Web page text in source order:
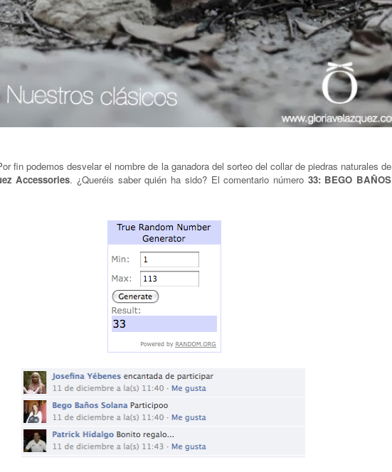
fin podemos desvelar el nombre de la ganadora del sorteo del collar de piedras naturales de
Accessories. ¿Queréis saber quién ha sido? El comentario número 33: BEGO BAÑOS